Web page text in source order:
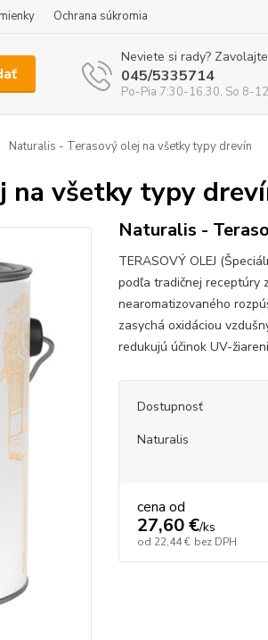
Ochrana súkromia
Neviete si rady?
045/5335714
Po-Pia 7:30-16.30, So 8-12
Naturalis - Terasový olej na všetky typy drevín
na všetky typy
Naturalis -
TERASOVÝ OLEJ
podľa tradičnej receptúry
nearomatizovaného
zasychá oxidáciou
redukujú účinok UV-
Dostupnosť
Naturalis
cena od
27,60 €/ks
od 22,44 € bez DPH